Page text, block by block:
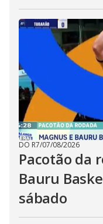
DO R7/07/08/2026
Pacotão da
Bauru
sábado